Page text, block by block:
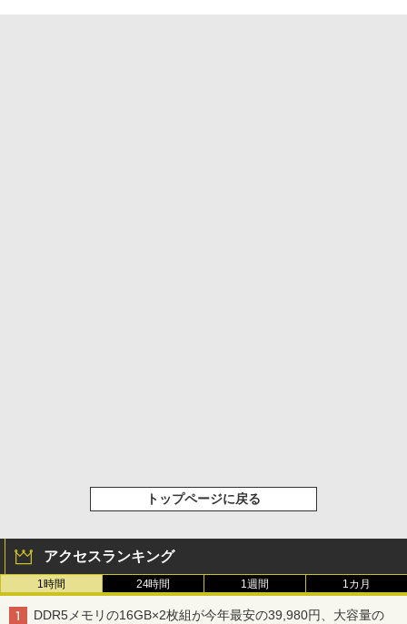
トップページに戻る
アクセスランキング
1時間 24時間 1週間 1カ月
DDR5メモリの16GB×2枚組が今年最安の39,980円、大容量の